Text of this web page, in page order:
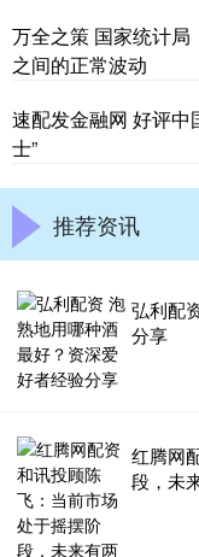
万全之策 国家统计
之间的正常波动
速配发金融网 好评中
士”
推荐资讯
弘利配
分享
红腾网
段，未